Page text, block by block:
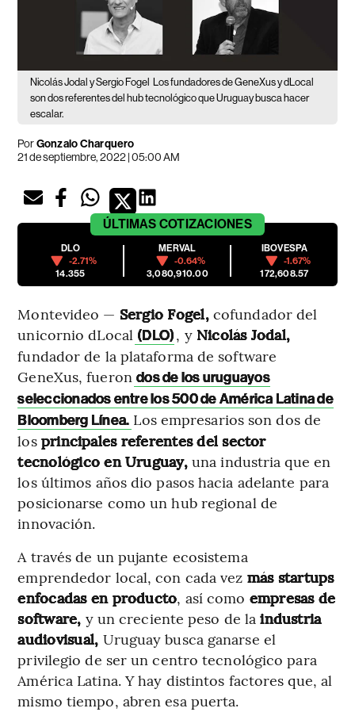
Nicolás Jodal y Sergio Fogel Los fundadores de GeneXus y dLocal
son dos referentes del hub tecnológico que Uruguay busca hacer
escalar.
PorGonzalo Charquero
21 de septiembre, 2022 | 05:00 AM
ÚLTIMAS COTIZACIONES
DLO
-2.71%
14.355
MERVAL
-0.64%
3,080,910.00
IBOVESPA
-1.67%
172,608.57
Montevideo — Sergio Fogel,cofundador del
unicornio dLocal (DLO), y Nicolás Jodal,
fundador de la plataforma de software
GeneXus, fueron dos de los uruguayos
seleccionados entre los 500 de América Latina de
Bloomberg Línea. Los empresarios son dos de
los principales referentes del sector
tecnológico en Uruguay,una industria que en
los últimos años dio pasos hacia adelante para
posicionarse como un hub regional de
innovación.
A través de un pujante ecosistema
emprendedor local, con cada vez más startups
enfocadas en producto, así como empresas de
software, y un creciente peso de laindustria
audiovisual, Uruguay busca ganarse el
privilegio de ser un centro tecnológico para
América Latina. Y hay distintos factores que, al
mismo tiempo, abren esa puerta.